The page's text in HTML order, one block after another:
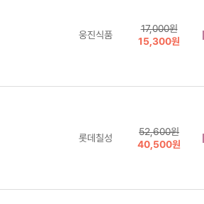
웅진식품
17,000원
15,300원
롯데칠성
52,600원
40,500원